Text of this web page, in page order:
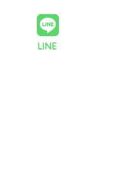
LINE